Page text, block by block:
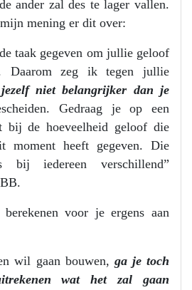
ander zal des te lager vallen.
mening er dit over:
taak gegeven om jullie geloof
Daarom zeg ik tegen jullie
niet belangrijker dan je
Gedraag je op een
bij de hoeveelheid geloof die
moment heeft gegeven. Die
bij iedereen verschillend”
voor je ergens aan
wil gaan bouwen, ga je toch
wat het zal gaan